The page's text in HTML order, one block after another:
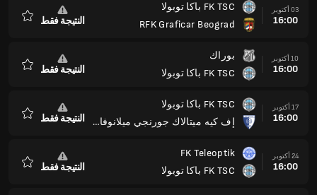
03 أكتوبر
16:00
FK TSC باكا توبولا
RFK Graficar Beograd
النتيجة فقط
10 أكتوبر
16:00
بوراك
FK TSC باكا توبولا
النتيجة فقط
17 أكتوبر
16:00
FK TSC باكا توبولا
إف كيه ميتالاك جورنجي ميلانوفاك
النتيجة فقط
24 أكتوبر
16:00
FK Teleoptik
FK TSC باكا توبولا
النتيجة فقط